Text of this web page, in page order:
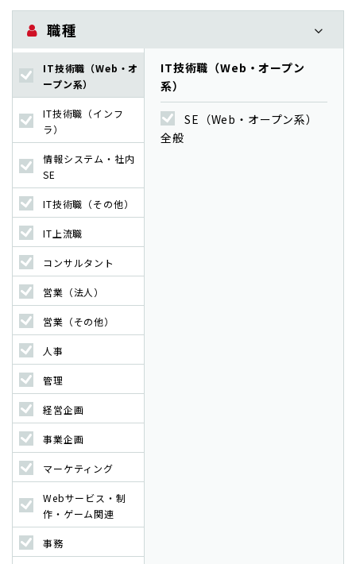
職種
IT技術職（Web・オ
ープン系）
IT技術職（インフ
ラ）
情報システム・社内
SE
IT技術職（その他）
IT上流職
コンサルタント
営業（法人）
営業（その他）
人事
管理
経営企画
事業企画
マーケティング
Webサービス・制
作・ゲーム関連
事務
IT技術職（Web・オープン
系）
SE（Web・オープン系）
全般